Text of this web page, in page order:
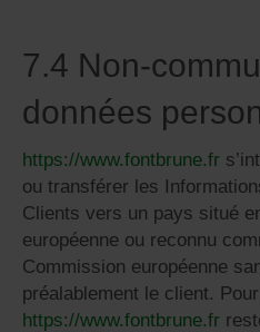
7.4 Non-
données
https://www.fontbrune.fr
ou transférer les
Clients vers un pays situé
européenne ou reconnu
Commission européenne
préalablement le client.
https://www.fontbrune.fr